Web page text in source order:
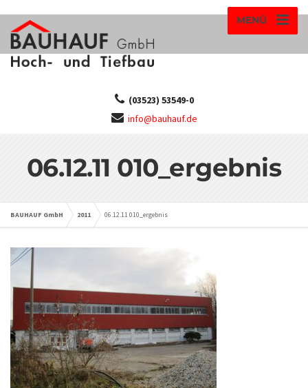
MENÜ
(03523) 53549-0
info@bauhauf.de
06.12.11 010_ergebnis
BAUHAUF GmbH 2011 06.12.11 010_ergebnis